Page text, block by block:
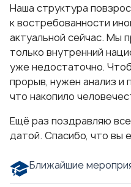
Наша структура
к востребованности
актуальной сейчас. Мы
только внутренний
уже недостаточно.
прорыв, нужен анализ и
что накопило
Ещё раз поздравляю
датой. Спасибо, что вы
Ближайшие